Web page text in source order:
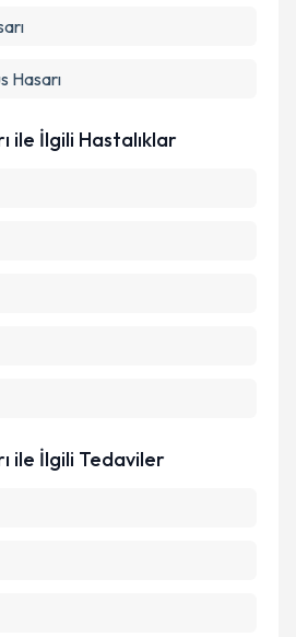
Hasarı
ile İlgili Hastalıklar
ile İlgili Tedaviler